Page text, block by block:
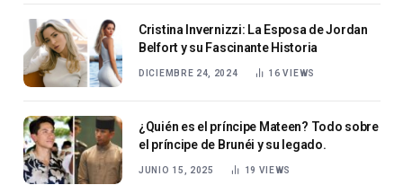
Cristina Invernizzi: La Esposa de Jordan
Belfort y su Fascinante Historia
DICIEMBRE 24, 2024 16VIEWS
¿Quién es el príncipe Mateen? Todo sobre
el príncipe de Brunéi y su legado.
JUNIO 15, 2025 19 VIEWS